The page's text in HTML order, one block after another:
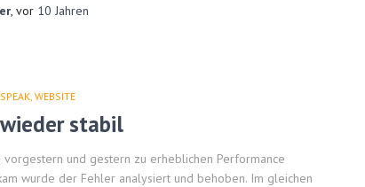
, vor 10 Jahren
WEBSITE
stabil
vorgestern und gestern zu erheblichen Performance
wurde der Fehler analysiert und behoben. Im gleichen